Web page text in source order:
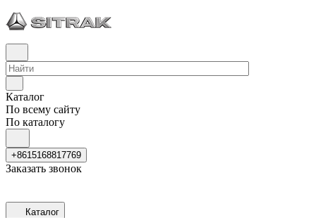
Каталог
По всему сайту
По каталогу
+8615168817769
Заказать звонок
Каталог